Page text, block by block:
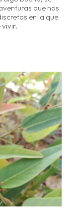
que nos
en la que